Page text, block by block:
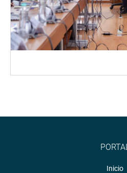
Inicio